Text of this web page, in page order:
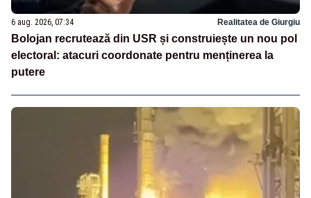
6 aug. 2026, 07:34 Realitatea de Giurgiu
Bolojan recrutează din USR și construiește un nou pol
electoral: atacuri coordonate pentru menținerea la
putere